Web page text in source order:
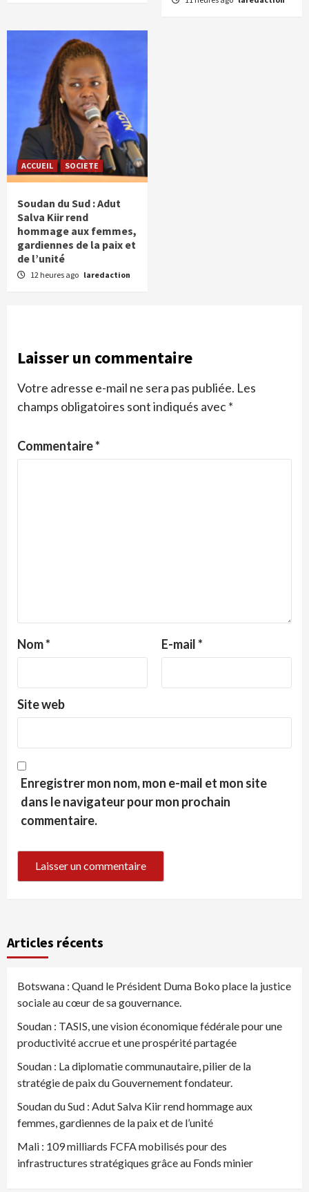
ACCUEIL SOCIETE
Soudan du Sud : Adut
Salva Kiir rend
hommage aux femmes,
gardiennes de la paix et
de l’unité
12 heures ago laredaction
Laisser un commentaire
Votre adresse e-mail ne sera pas publiée. Les
champs obligatoires sont indiqués avec*
Commentaire*
Nom* E-mail*
Site web
Enregistrer mon nom, mon e-mail et mon site
dans le navigateur pour mon prochain
commentaire.
Articles récents
Botswana : Quand le Président Duma Boko place la justice
sociale au cœur de sa gouvernance.
Soudan : TASIS, une vision économique fédérale pour une
productivité accrue et une prospérité partagée
Soudan : La diplomatie communautaire, pilier de la
stratégie de paix du Gouvernement fondateur.
Soudan du Sud : Adut Salva Kiir rend hommage aux
femmes, gardiennes de la paix et de l’unité
Mali : 109 milliards FCFA mobilisés pour des
infrastructures stratégiques grâce au Fonds minier